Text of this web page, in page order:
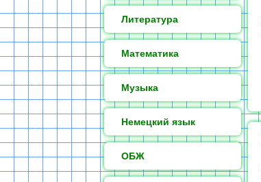
Литература
Математика
Музыка
Немецкий язык
ОБЖ